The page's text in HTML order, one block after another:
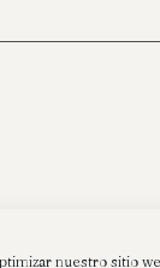
nuestro sitio